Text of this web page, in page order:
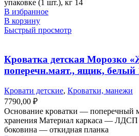
упаковке (1 шт.), кг 14
В избранное
В корзину
Быстрый просмотр
Кроватка детская Морозко
поперечн.маят., ящик, белый
Кровати детские, Кроватки, манежи
7790,00 ₽
Основание кроватки — поперечный
хранения Материал каркаса — ЛДСП
боковина — откидная планка